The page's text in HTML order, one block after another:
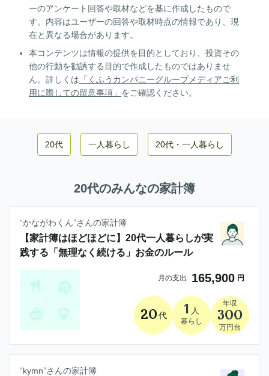
ーのアンケート回答や取材などを基に作成したもので
す。内容はユーザーの回答や取材時点の情報であり、現
在と異なる場合があります。
本コンテンツは情報の提供を目的としており、投資その
他の行動を勧誘する目的で作成したものではありませ
ん。詳しくは 「くふうカンパニーグループメディアご利
用に際しての留意事項」 をご確認ください。
20代 一人暮らし 20代 ・ 一人暮らし
20代のみんなの家計簿
“かながわくん”さんの家計簿
【家計簿はほどほどに】20代一人暮らしが実
践する「無理なく続ける」お金のルール
月の支出 165,900 円
20代 1 人
暮らし
年収
300
万円台
“kymn”さんの家計簿